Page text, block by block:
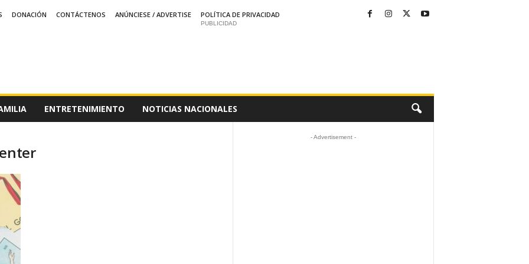
DONACIÓN CONTÁCTENOS ANÚNCIESE / ADVERTISE
POLÍTICA DE PRIVACIDAD
PUBLICIDAD
ENTRETENIMIENTO NOTICIAS NACIONALES
- Advertisement -